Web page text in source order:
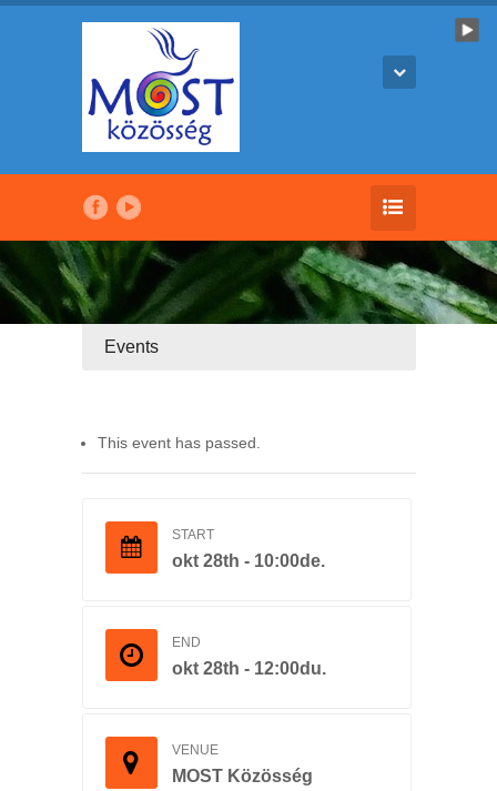
Events
This event has passed.
START
okt 28th - 10:00de.
END
okt 28th - 12:00du.
VENUE
MOST Közösség